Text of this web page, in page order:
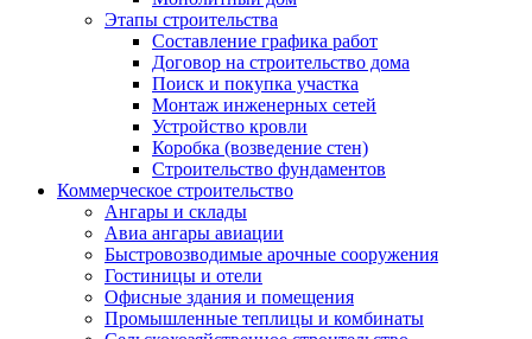
Этапы строительства
Составление графика работ
Договор на строительство дома
Поиск и покупка участка
Монтаж инженерных сетей
Устройство кровли
Коробка (возведение стен)
Строительство фундаментов
Коммерческое строительство
Ангары и склады
Авиа ангары авиации
Быстровозводимые арочные сооружения
Гостиницы и отели
Офисные здания и помещения
Промышленные теплицы и комбинаты